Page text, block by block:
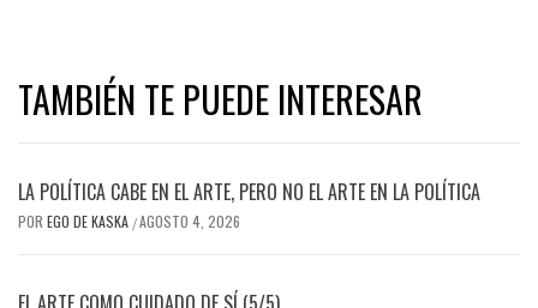
TAMBIÉN TE PUEDE INTERESAR
LA POLÍTICA CABE EN EL ARTE, PERO NO EL ARTE EN LA POLÍTICA
POR EGO DE KASKA /AGOSTO 4, 2026